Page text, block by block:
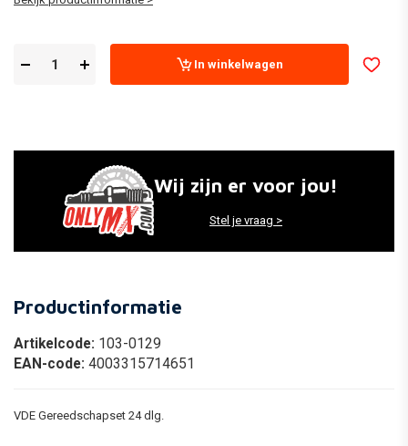
In winkelwagen
Wij zijn er voor jou!
Stel je vraag >
Productinformatie
Artikelcode: 103-0129
EAN-code: 4003315714651
VDE Gereedschapset 24 dlg.